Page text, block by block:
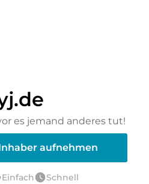
es jemand anderes tut!
aufnehmen
Einfachwatch_laterSchnell